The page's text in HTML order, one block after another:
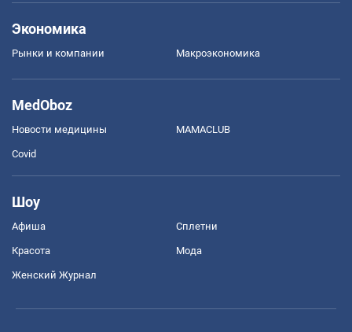
Экономика
Рынки и компании Mакроэкономика
MedOboz
Новости медицины MAMACLUB
Covid
Шоу
Афиша Сплетни
Красота Мода
Женский Журнал